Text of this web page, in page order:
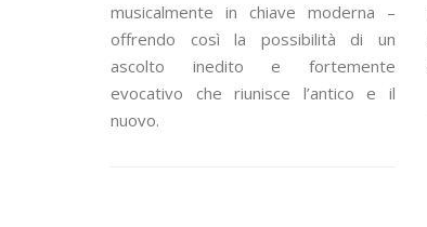
musicalmente in chiave moderna –
offrendo così la possibilità di un
ascolto inedito e fortemente
evocativo che riunisce l’antico e il
nuovo.